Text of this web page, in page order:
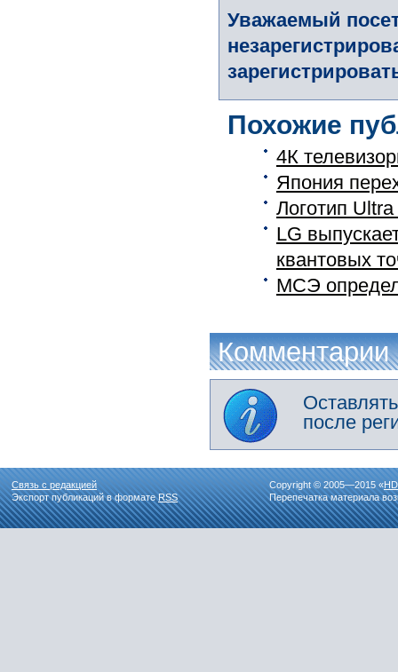
Уважаемый
Похожие
4К
Япония
Логотип
LG
квантовых
МСЭ
Комментарии
после
Связь с редакцией
Экспорт публикаций в форматеRSS
Copyright © 2005—2015 «
Перепечатка материала